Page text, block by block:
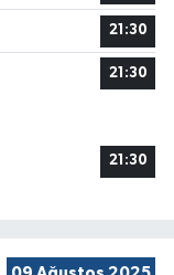
21:30
21:30
21:30